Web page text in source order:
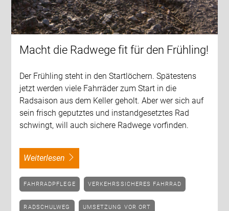
Macht die Radwege fit für den Frühling!
Der Frühling steht in den Startlöchern. Spätestens
jetzt werden viele Fahrräder zum Start in die
Radsaison aus dem Keller geholt. Aber wer sich auf
sein frisch geputztes und instandgesetztes Rad
schwingt, will auch sichere Radwege vorfinden.
weiterlesen
FAHRRADPFLEGE VERKEHRSSICHERES FAHRRAD
RADSCHULWEG UMSETZUNG VOR ORT